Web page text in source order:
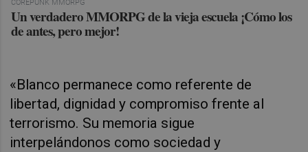
COREPUNK MMORPG
Un verdadero MMORPG de la vieja escuela ¡Cómo los
de antes, pero mejor!
«Blanco permanece como referente de
libertad, dignidad y compromiso frente al
terrorismo. Su memoria sigue
interpelándonos como sociedad y